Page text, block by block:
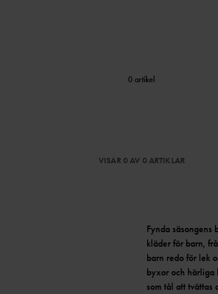
0 artikel
VISAR 0 AV 0 ARTIKLAR
Fynda
kläder för barn,
barn redo för lek
byxor och härliga
som tål att